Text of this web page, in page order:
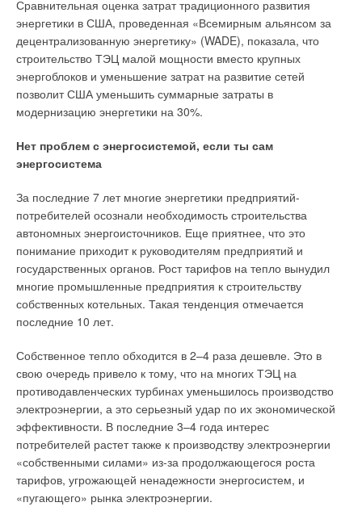
Сравнительная оценка затрат традиционного развития
энергетики в США, проведенная «Всемирным альянсом за
децентрализованную энергетику» (WADE), показала, что
строительство ТЭЦ малой мощности вместо крупных
энергоблоков и уменьшение затрат на развитие сетей
позволит США уменьшить суммарные затраты в
модернизацию энергетики на 30%.
Нет проблем с энергосистемой, если ты сам
энергосистема
За последние 7 лет многие энергетики предприятий-
потребителей осознали необходимость строительства
автономных энергоисточников. Еще приятнее, что это
понимание приходит к руководителям предприятий и
государственных органов. Рост тарифов на тепло вынудил
многие промышленные предприятия к строительству
собственных котельных. Такая тенденция отмечается
последние 10 лет.
Собственное тепло обходится в 2–4 раза дешевле. Это в
свою очередь привело к тому, что на многих ТЭЦ на
противодавленческих турбинах уменьшилось производство
электроэнергии, а это серьезный удар по их экономической
эффективности. В последние 3–4 года интерес
потребителей растет также к производству электроэнергии
«собственными силами» из-за продолжающегося роста
тарифов, угрожающей ненадежности энергосистем, и
«пугающего» рынка электроэнергии.
первых, относится существенно изменившаяся в течение
последних трех лет политическая и экономическая ситуация
в России. С одной стороны, это позволило российским
компаниям начать спокойно и легально работать и
зарабатывать, а концерну и его российским партнерам —
развиваться, с другой стороны, это послужило сигналом для
европейских производителей открыть в России
можно отнести то, что продукт, который мы поставляем,
позиционируется как один из самых высокотехнологичных и
определению не может стоить дешево. Сегодня ситуация
такова, что для подавляющего большинства российских
предприятий износ основных фондов, к которым относится и
насосное оборудование, близок к критическому. Насосы —
не яблоки, с которыми можно подождать. Тепло, вода и
канализация необходимы всем и всегда, да еще с учетом
местных особенностей. А это значит, на продолжительный
срок эксплуатации. По этой причине мы предлагаем
Эти проблемы подталкивают руководителей к технически и
экономически осмысленному выбору оборудования,
особенно в случаях, когда оборудование не только надежно,
но и соответствует требованиям самых высоких стандартов,
позволяя экономить немалые деньги на этапе эксплуатации.
Яркий тому пример — энергоэффективное оборудование
GRUNDFOS. Затраты на электроэнергию в России долгие
годы не считали. Сегодня мы объясняем заказчикам, что
львиную долю затрат при эксплуатации с учетом мировых